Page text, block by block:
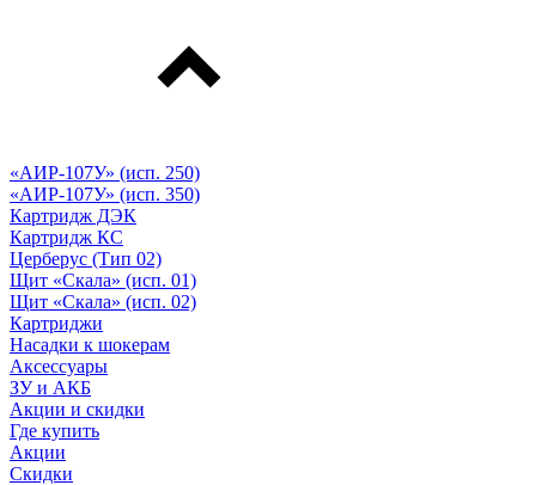
«АИР-107У» (исп. 250)
«АИР-107У» (исп. 350)
Картридж ДЭК
Картридж КС
Церберус (Тип 02)
Щит «Скала» (исп. 01)
Щит «Скала» (исп. 02)
Картриджи
Насадки к шокерам
Аксессуары
ЗУ и АКБ
Акции и скидки
Где купить
Акции
Скидки